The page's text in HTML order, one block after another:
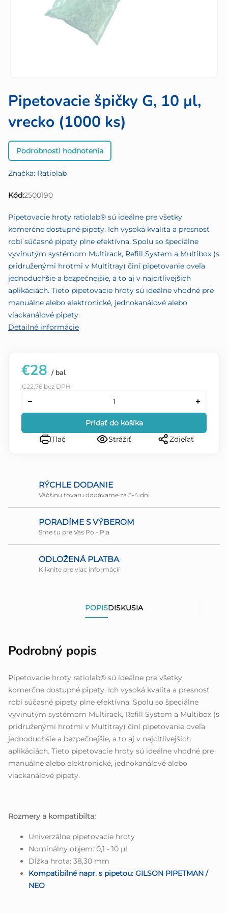
Pipetovacie špičky G, 10 µl,
vrecko (1000 ks)
Priemerné
hodnotenie
je
0,0
5
hviezdičiek.
Podrobnosti hodnotenia
Značka: Ratiolab
Kód:2500190
Pipetovacie hroty ratiolab® sú ideálne pre všetky
komerčne dostupné pipety. Ich vysoká kvalita a presnosť
robí súčasné pipety plne efektívna. Spolu so špeciálne
vyvinutým systémom Multirack, Refill System a Multibox (s
pridruženými hrotmi v Multitray) činí pipetovanie oveľa
jednoduchšie a bezpečnejšie, a to aj v najcitlivejších
aplikáciách. Tieto pipetovacie hroty sú ideálne vhodné pre
manuálne alebo elektronické, jednokanálové alebo
viackanálové pipety.
Detailné informácie
€28 / bal
€22,76 bez DPH
Pridať do košíka
Tlač
Strážiť Zdieľať
RÝCHLE DODANIE
Väčšinu tovaru dodávame za 3-4 dni
PORADÍME S VÝBEROM
Sme tu pre Vás Po - Pia
ODLOŽENÁ PLATBA
Kliknite pre viac informácií
POPISDISKUSIA
Podrobný popis
Pipetovacie hroty ratiolab® sú ideálne pre všetky
komerčne dostupné pipety. Ich vysoká kvalita a presnosť
robí súčasné pipety plne efektívna. Spolu so špeciálne
vyvinutým systémom Multirack, Refill System a Multibox (s
pridruženými hrotmi v Multitray) činí pipetovanie oveľa
jednoduchšie a bezpečnejšie, a to aj v najcitlivejších
aplikáciách. Tieto pipetovacie hroty sú ideálne vhodné pre
manuálne alebo elektronické, jednokanálové alebo
viackanálové pipety.
Rozmery a kompatibilta:
Univerzálne pipetovacie hroty
Nominálny objem: 0,1 - 10 µl
Dĺžka hrota: 38,30 mm
Kompatibilné napr. s pipetou: GILSON PIPETMAN /
NEO